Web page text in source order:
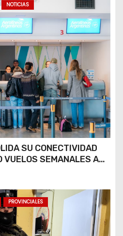
NOTICIAS
SU CONECTIVIDAD
VUELOS SEMANALES A
PROVINCIALES